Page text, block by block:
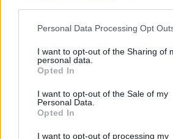
Personal Data Processing Opt
I want to opt-out of the Sharing of
personal data.
Opted In
I want to opt-out of the Sale of my
Personal Data.
Opted In
I want to opt-out of processing my
ESG Report 2025: Πώς η ΑΒ Βασιλόπουλος
βιωσιμότητα σε καθημερινή πράξη
ΠΕΡΙΣΣΌΤΕΡΑ ΣΕ ΑΥΤΉ